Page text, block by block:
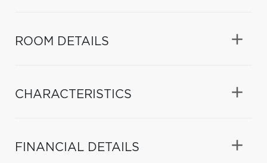
ROOM DETAILS
CHARACTERISTICS
FINANCIAL DETAILS